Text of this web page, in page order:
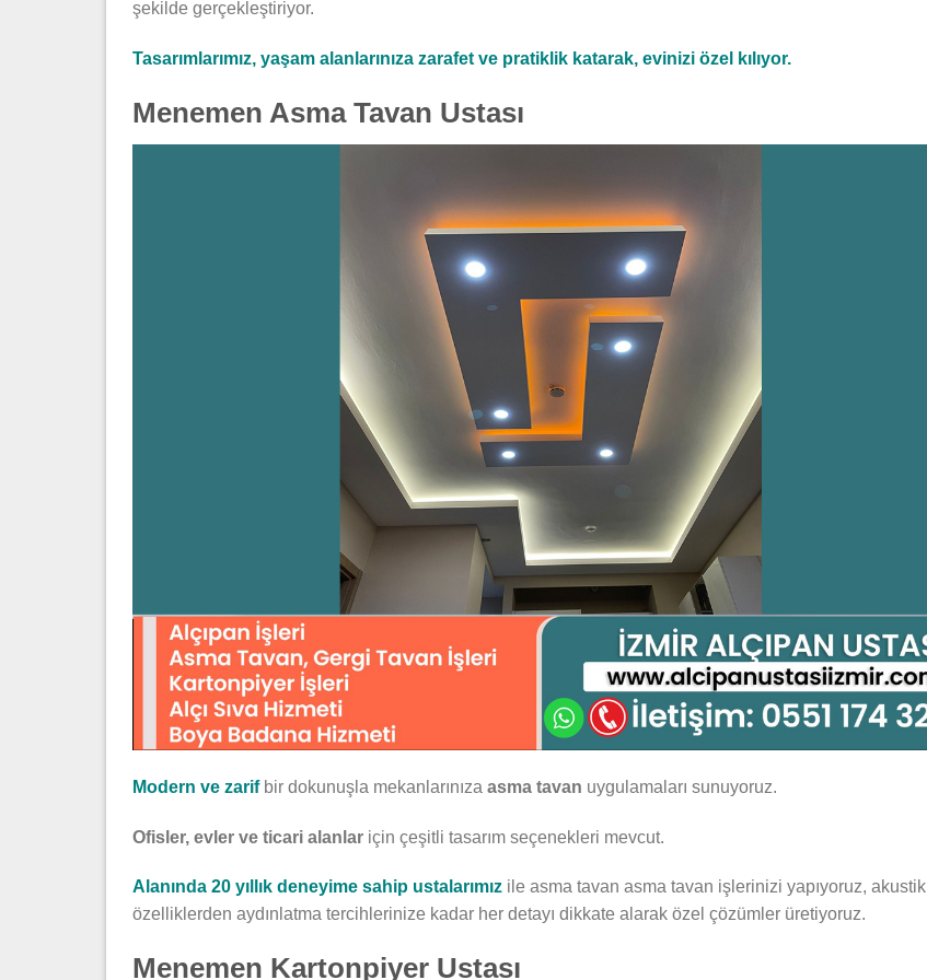
şekilde gerçekleştiriyor.
Tasarımlarımız, yaşam alanlarınıza zarafet ve pratiklik katarak, evinizi özel kılıyor.
Menemen Asma Tavan Ustası
Modern ve zarif bir dokunuşla mekanlarınıza asma tavan uygulamaları sunuyoruz.
Ofisler, evler ve ticari alanlar için çeşitli tasarım seçenekleri mevcut.
Alanında 20 yıllık deneyime sahip ustalarımız ile asma tavan asma tavan işlerinizi yapıyoruz, akustik
özelliklerden aydınlatma tercihlerinize kadar her detayı dikkate alarak özel çözümler üretiyoruz.
Menemen Kartonpiyer Ustası